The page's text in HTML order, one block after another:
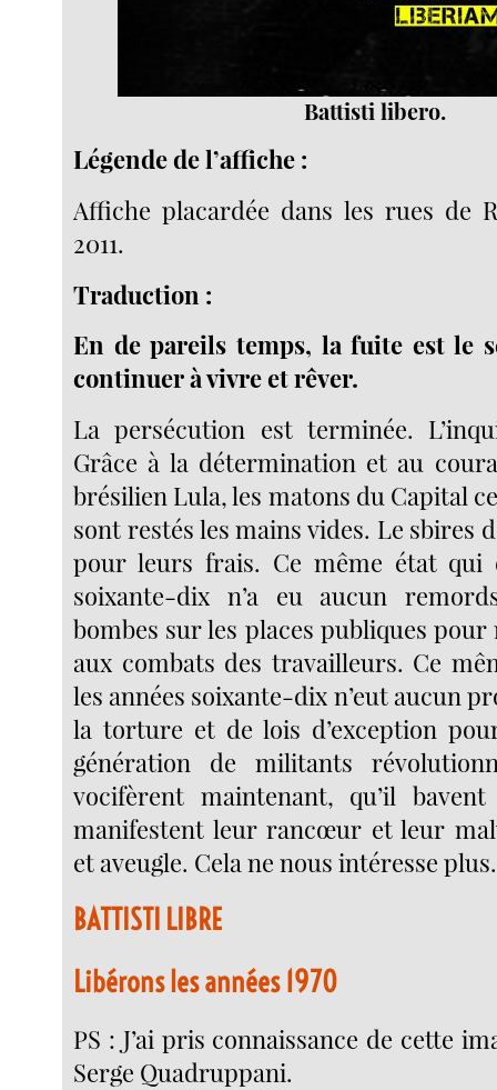
Battisti libero.
Légende de l’affiche :
Affiche placardée dans les rues de
2011.
Traduction :
En de pareils temps, la fuite est le
continuer à vivre et rêver.
La persécution est terminée.
Grâce à la détermination et au
brésilien Lula, les matons du Capital
sont restés les mains vides. Le sbires
pour leurs frais. Ce même état qui
soixante-dix n’a eu aucun
bombes sur les places publiques
aux combats des travailleurs. Ce
les années soixante-dix n’eut aucun
la torture et de lois d’exception
génération de militants
vocifèrent maintenant, qu’il
manifestent leur rancœur et leur
et aveugle. Cela ne nous intéresse plus.
BATTISTI LIBRE
Libérons les années 1970
PS : J’ai pris connaissance de cette
Serge Quadruppani.